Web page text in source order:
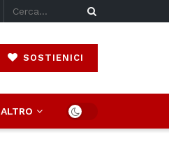
SOSTIENICI
ALTRO